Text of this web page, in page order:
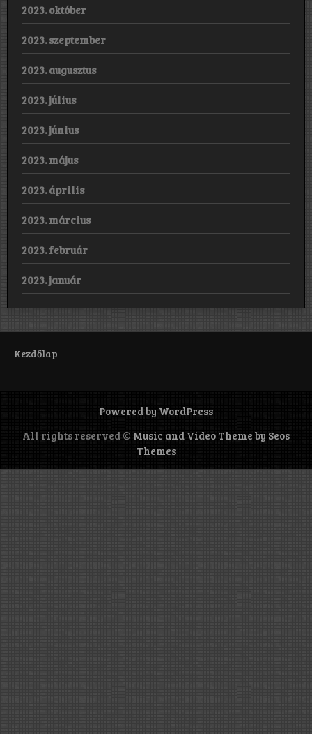
2023. október
2023. szeptember
2023. augusztus
2023. július
2023. június
2023. május
2023. április
2023. március
2023. február
2023. január
Kezdőlap
Powered by WordPress
All rights reserved © Music and Video Theme by Seos
Themes